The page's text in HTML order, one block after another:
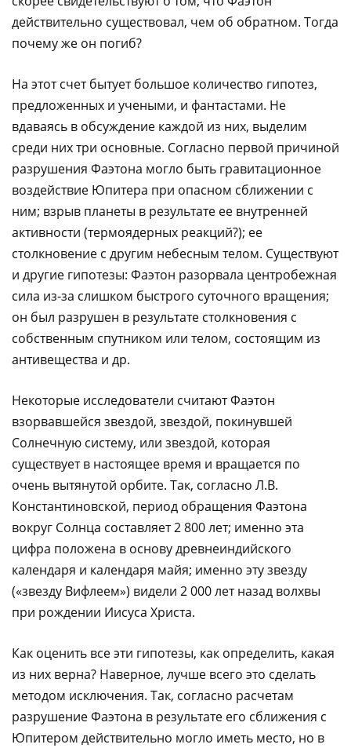
действительно существовал, чем об обратном. Тогда
почему же он погиб?
На этот счет бытует большое количество гипотез,
предложенных и учеными, и фантастами. Не
вдаваясь в обсуждение каждой из них, выделим
среди них три основные. Согласно первой причиной
разрушения Фаэтона могло быть гравитационное
воздействие Юпитера при опасном сближении с
ним; взрыв планеты в результате ее внутренней
активности (термоядерных реакций?); ее
столкновение с другим небесным телом. Существуют
и другие гипотезы: Фаэтон разорвала центробежная
сила из-за слишком быстрого суточного вращения;
он был разрушен в результате столкновения с
собственным спутником или телом, состоящим из
антивещества и др.
Некоторые исследователи считают Фаэтон
взорвавшейся звездой, звездой, покинувшей
Солнечную систему, или звездой, которая
существует в настоящее время и вращается по
очень вытянутой орбите. Так, согласно Л.В.
Константиновской, период обращения Фаэтона
вокруг Солнца составляет 2 800 лет; именно эта
цифра положена в основу древнеиндийского
календаря и календаря майя; именно эту звезду
(«звезду Вифлеем») видели 2 000 лет назад волхвы
при рождении Иисуса Христа.
Как оценить все эти гипотезы, как определить, какая
из них верна? Наверное, лучше всего это сделать
методом исключения. Так, согласно расчетам
разрушение Фаэтона в результате его сближения с
Юпитером действительно могло иметь место, но в